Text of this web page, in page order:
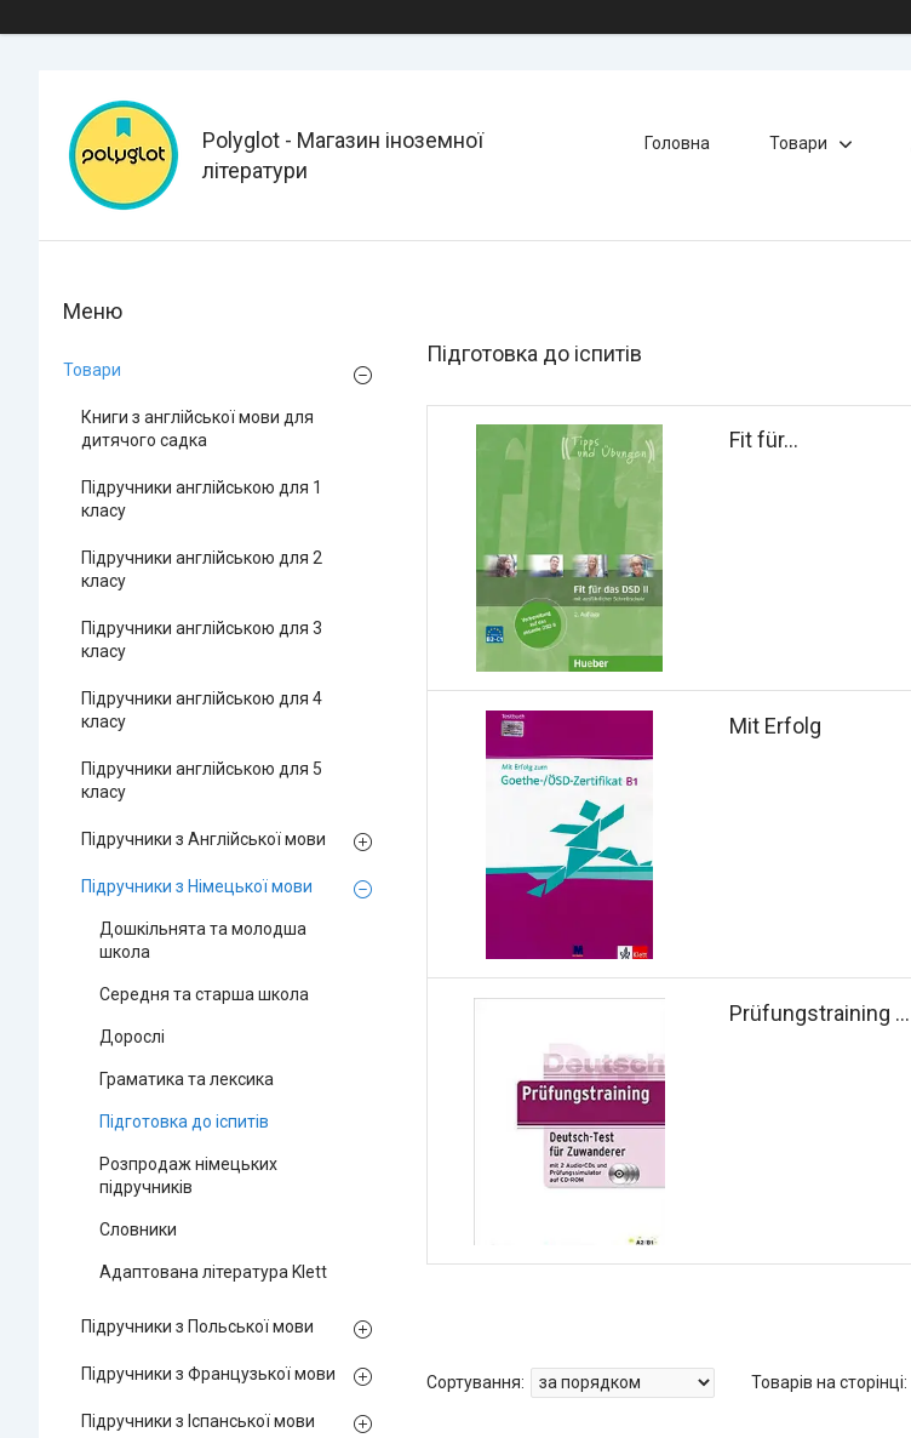
Polyglot - Магазин іноземної
літератури
Головна Товари
Підготовка до іспитів
Fit für...
Mit Erfolg
Prüfungstraining ...
Товари
Книги з англійської мови для
дитячого садка
Підручники англійською для 1
класу
Підручники англійською для 2
класу
Підручники англійською для 3
класу
Підручники англійською для 4
класу
Підручники англійською для 5
класу
Підручники з Англійської мови
Підручники з Німецької мови
Дошкільнята та молодша
школа
Середня та старша школа
Дорослі
Граматика та лексика
Підготовка до іспитів
Розпродаж німецьких
підручників
Словники
Адаптована література Klett
Підручники з Польської мови
Підручники з Французької мови
Підручники з Іспанської мови